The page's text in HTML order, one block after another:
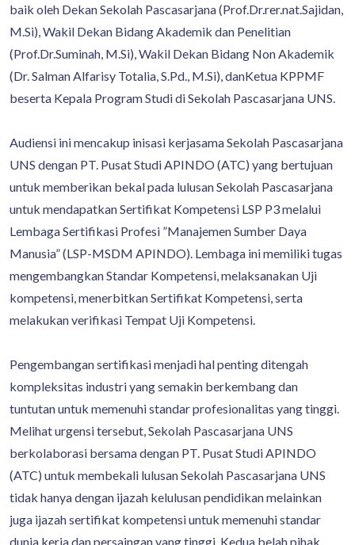
baik oleh Dekan Sekolah Pascasarjana (Prof.Dr.rer.nat.Sajidan,
M.Si), Wakil Dekan Bidang Akademik dan Penelitian
(Prof.Dr.Suminah, M.Si), Wakil Dekan Bidang Non Akademik
(Dr. Salman Alfarisy Totalia, S.Pd., M.Si), danKetua KPPMF
beserta Kepala Program Studi di Sekolah Pascasarjana UNS.
Audiensi ini mencakup inisasi kerjasama Sekolah Pascasarjana
UNS dengan PT. Pusat Studi APINDO (ATC) yang bertujuan
untuk memberikan bekal pada lulusan Sekolah Pascasarjana
untuk mendapatkan Sertifikat Kompetensi LSP P3 melalui
Lembaga Sertifikasi Profesi ”Manajemen Sumber Daya
Manusia” (LSP-MSDM APINDO). Lembaga ini memiliki tugas
mengembangkan Standar Kompetensi, melaksanakan Uji
kompetensi, menerbitkan Sertifikat Kompetensi, serta
melakukan verifikasi Tempat Uji Kompetensi.
Pengembangan sertifikasi menjadi hal penting ditengah
kompleksitas industri yang semakin berkembang dan
tuntutan untuk memenuhi standar profesionalitas yang tinggi.
Melihat urgensi tersebut, Sekolah Pascasarjana UNS
berkolaborasi bersama dengan PT. Pusat Studi APINDO
(ATC) untuk membekali lulusan Sekolah Pascasarjana UNS
tidak hanya dengan ijazah kelulusan pendidikan melainkan
juga ijazah sertifikat kompetensi untuk memenuhi standar
dunia kerja dan persaingan yang tinggi. Kedua belah pihak